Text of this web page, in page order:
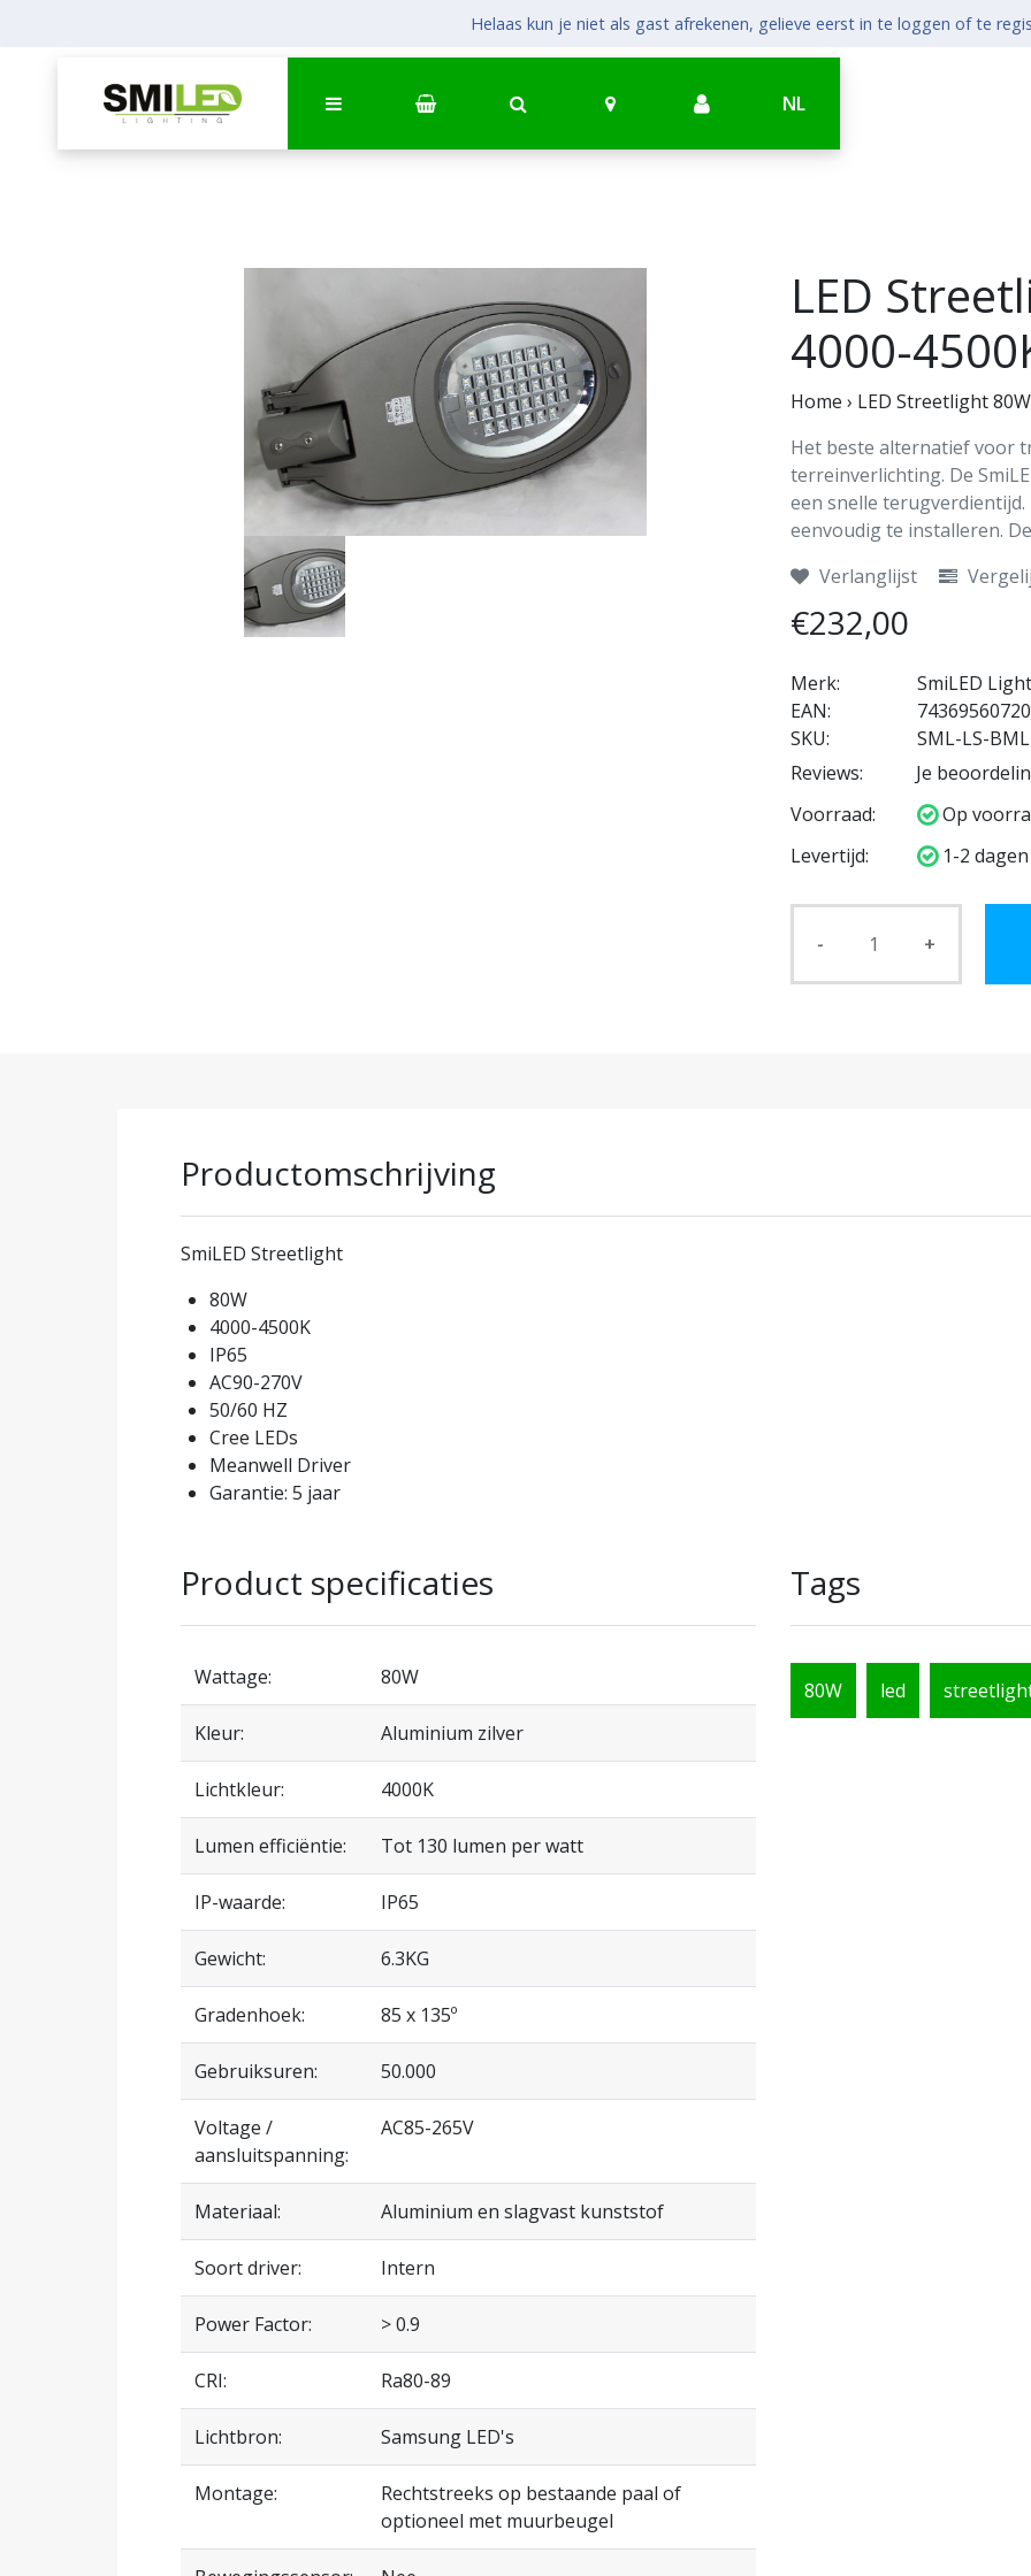
NL
Helaas kun je niet als gast afrekenen, gelieve eerst in te loggen of te
LED
4000-
Home › LED Streetlight
Het beste alternatief voor
terreinverlichting. De
een snelle
eenvoudig te installeren.
Verlanglijst
€232,00
Merk:
SmiLED
EAN:
SKU:
SML-LS-
Reviews:
Je
Voorraad:
Op
Levertijd:
1-2 dagen
- +
Productomschrijving
SmiLED Streetlight
80W
4000-4500K
IP65
AC90-270V
50/60 HZ
Cree LEDs
Meanwell Driver
Garantie: 5 jaar
Product specificaties
Wattage: 80W
Kleur: Aluminium zilver
Lichtkleur: 4000K
Lumen efficiëntie: Tot 130 lumen per watt
IP-waarde: IP65
Gewicht: 6.3KG
Gradenhoek: 85 x 135º
Gebruiksuren: 50.000
Voltage /
aansluitspanning:
AC85-265V
Materiaal: Aluminium en slagvast kunststof
Soort driver: Intern
Power Factor: > 0.9
CRI: Ra80-89
Lichtbron: Samsung LED's
Montage:
Rechtstreeks op bestaande paal of
optioneel met muurbeugel
Tags
80W led